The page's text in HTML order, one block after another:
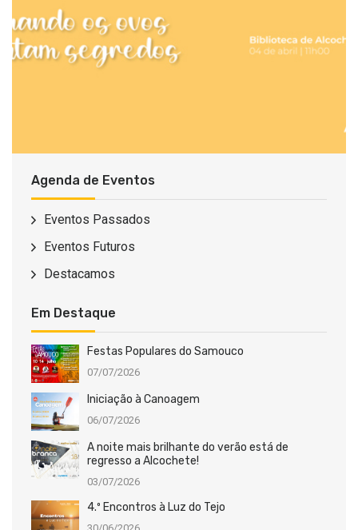
Agenda de Eventos
Eventos Passados
Eventos Futuros
Destacamos
Em Destaque
Festas Populares do Samouco
07/07/2026
Iniciação à Canoagem
06/07/2026
A noite mais brilhante do verão está de
regresso a Alcochete!
03/07/2026
4.º Encontros à Luz do Tejo